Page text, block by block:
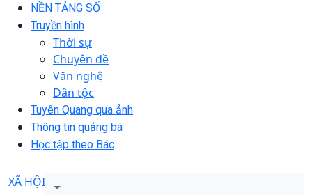
NỀN TẢNG SỐ
Truyền hình
Thời sự
Chuyên đề
Văn nghệ
Dân tộc
Tuyên Quang qua ảnh
Thông tin quảng bá
Học tập theo Bác
XÃ HỘI